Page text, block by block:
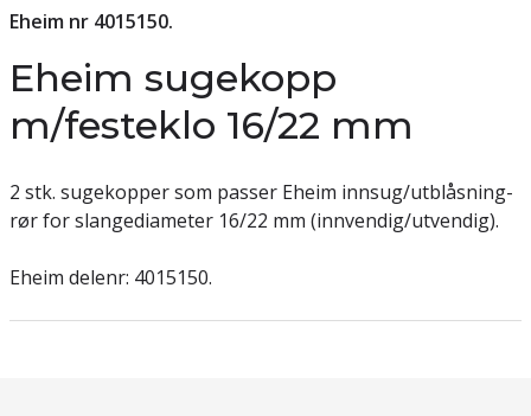
Eheim nr 4015150.
Eheim sugekopp
m/festeklo 16/22 mm
2 stk. sugekopper som passer Eheim innsug/utblåsning-
rør for slangediameter 16/22 mm (innvendig/utvendig).
Eheim delenr: 4015150.